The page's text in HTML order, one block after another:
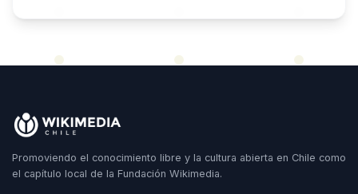
Promoviendo el conocimiento libre y la cultura abierta en Chile como
el capítulo local de la Fundación Wikimedia.